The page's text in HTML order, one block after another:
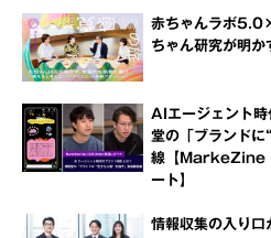
赤ちゃんラボ
ちゃん研究が明か
AIエージェント時
堂の「ブランドに
線【MarkeZine
ート】
情報収集の入り